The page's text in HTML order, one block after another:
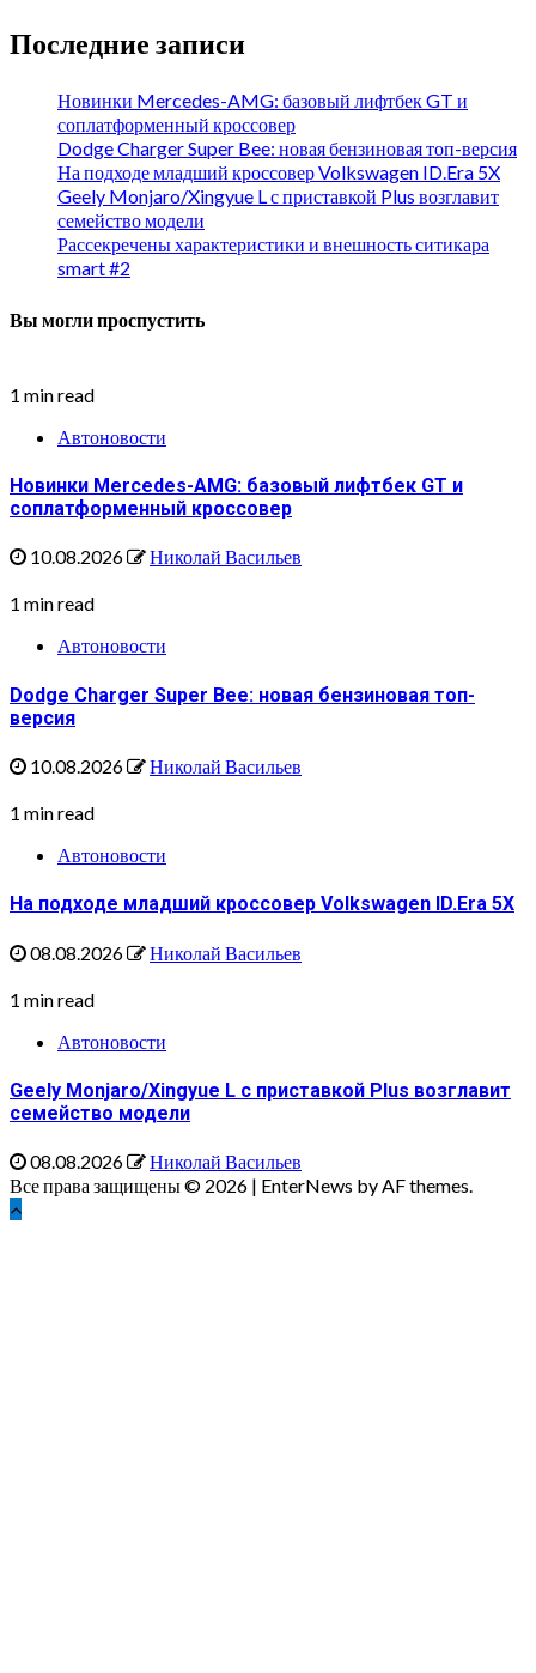
Последние записи
Новинки Mercedes-AMG: базовый лифтбек GT и
соплатформенный кроссовер
Dodge Charger Super Bee: новая бензиновая топ-версия
На подходе младший кроссовер Volkswagen ID.Era 5X
Geely Monjaro/Xingyue L с приставкой Plus возглавит
семейство модели
Рассекречены характеристики и внешность ситикара
smart #2
Вы могли проспустить
1 min read
Автоновости
Новинки Mercedes-AMG: базовый лифтбек GT и
соплатформенный кроссовер
10.08.2026 Николай Васильев
1 min read
Автоновости
Dodge Charger Super Bee: новая бензиновая топ-
версия
10.08.2026 Николай Васильев
1 min read
Автоновости
На подходе младший кроссовер Volkswagen ID.Era 5X
08.08.2026 Николай Васильев
1 min read
Автоновости
Geely Monjaro/Xingyue L с приставкой Plus возглавит
семейство модели
08.08.2026
Николай Васильев
Все права защищены © 2026 | EnterNews by AF themes.